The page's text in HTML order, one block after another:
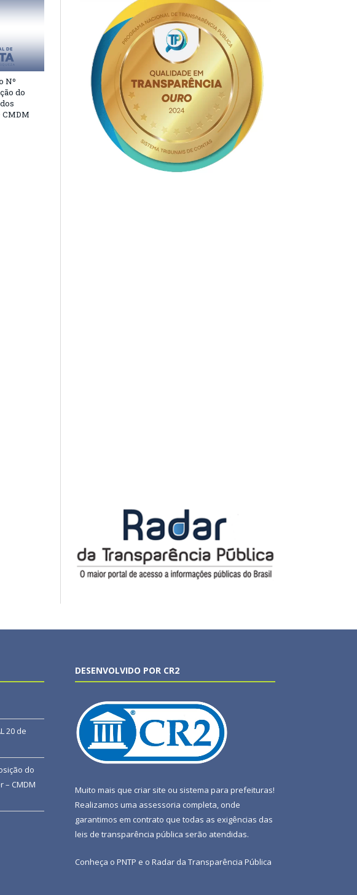
Nº
do
20 de
do
– CMDM
DESENVOLVIDO POR CR2
Muito mais que criar site ou sistema para prefeituras!
Realizamos uma assessoria completa, onde
garantimos em contrato que todas as exigências das
leis de transparência pública serão atendidas.
Conheça o PNTP e o Radar da Transparência Pública